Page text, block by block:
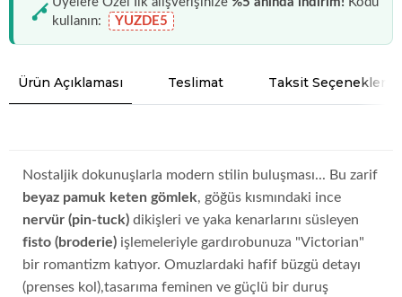
kullanın:
YUZDE5
Ürün Açıklaması Teslimat Taksit Seçenekleri
Nostaljik dokunuşlarla modern stilin buluşması... Bu zarif
beyaz pamuk keten gömlek, göğüs kısmındaki ince
nervür (pin-tuck) dikişleri ve yaka kenarlarını süsleyen
fisto (broderie) işlemeleriyle gardırobunuza "Victorian"
bir romantizm katıyor. Omuzlardaki hafif büzgü detayı
(prenses kol),tasarıma feminen ve güçlü bir duruş